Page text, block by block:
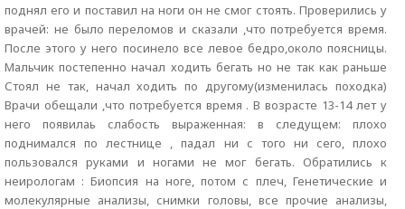
поднял его и поставил на ноги он не смог стоять. Проверились у
врачей: не было переломов и сказали ,что потребуется время.
После этого у него посинело все левое бедро,около поясницы.
Мальчик постепенно начал ходить бегать но не так как раньше
Стоял не так, начал ходить по другому(изменилась походка)
Врачи обещали ,что потребуется время . В возрасте 13-14 лет у
него появилаь слабость выраженная: в следущем: плохо
поднимался по лестнице , падал ни с того ни сего, плохо
пользовался руками и ногами не мог бегать. Обратились к
неирологам : Биопсия на ноге, потом с плеч, Генетические и
молекулярные анализы, снимки головы, все прочие анализы,